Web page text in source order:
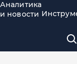
Аналитика
и новости